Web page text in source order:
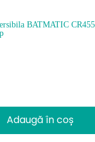
BATMATIC
Adaugă în coș